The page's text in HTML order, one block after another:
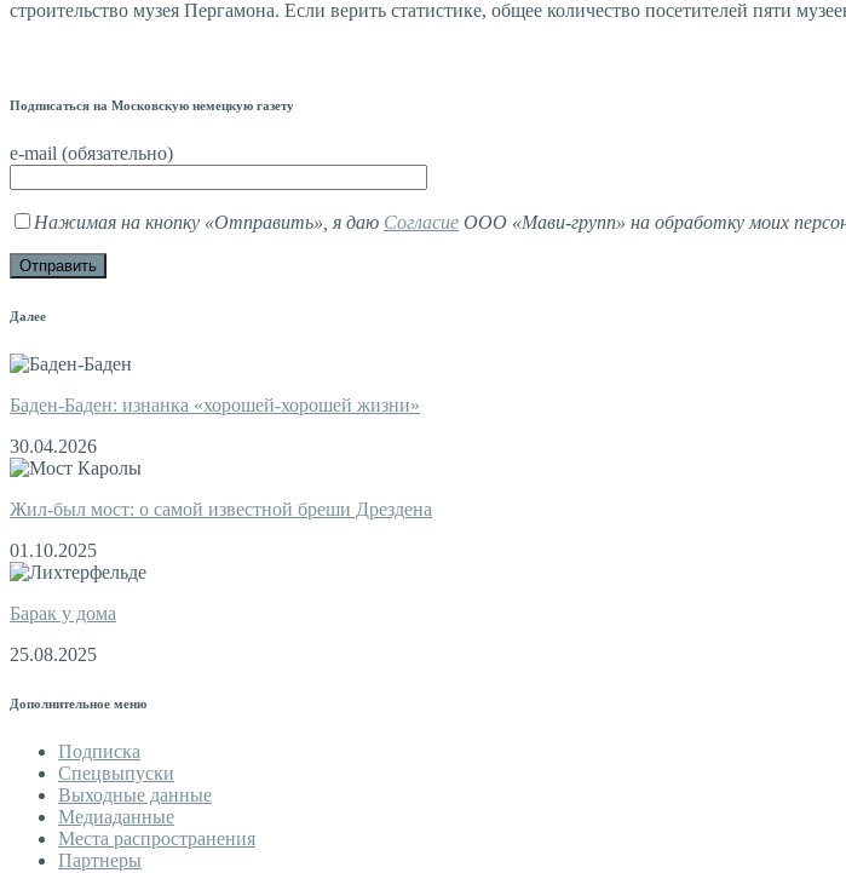
строительство музея Пергамона. Если верить статистике, общее количество посетителей пяти
Подписаться на Московскую немецкую газету
e-mail (обязательно)
Нажимая на кнопку «Отправить», я даю Согласие ООО «Мави-групп» на обработку моих
Далее
Баден-Баден: изнанка «хорошей-хорошей жизни»
30.04.2026
Жил-был мост: о самой известной бреши Дрездена
01.10.2025
Барак у дома
25.08.2025
Дополнительное меню
Подписка
Спецвыпуски
Выходные данные
Медиаданные
Места распространения
Партнеры